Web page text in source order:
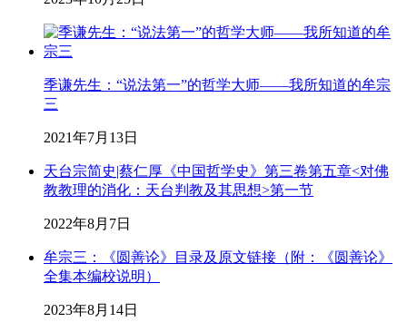
季谦先生：“说法第一”的哲学大师——我所知道的牟宗
三
2021年7月13日
天台宗简史|蔡仁厚《中国哲学史》第三卷第五章<对佛
教教理的消化：天台判教及其思想>第一节
2022年8月7日
牟宗三：《圆善论》目录及原文链接（附：《圆善论》
全集本编校说明）
2023年8月14日